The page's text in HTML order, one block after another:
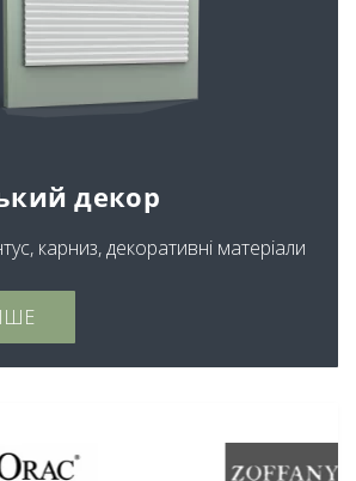
декор
карниз, декоративні матеріали